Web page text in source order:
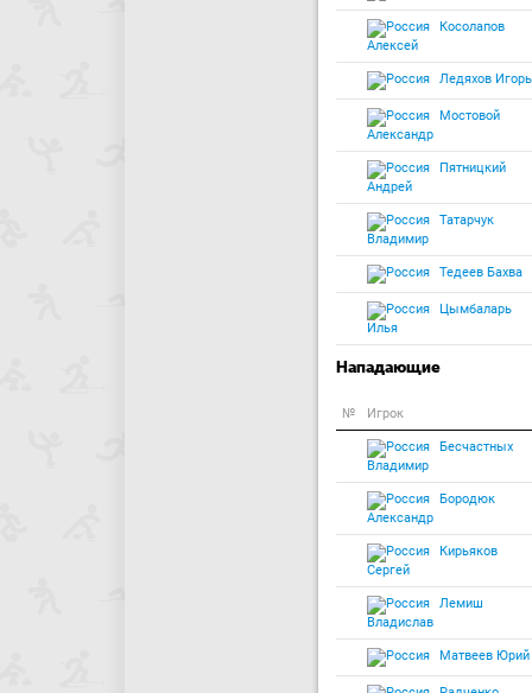
Косолапов
Алексей
Ледяхов Игорь
Мостовой
Александр
Пятницкий
Андрей
Татарчук
Владимир
Тедеев Бахва
Цымбаларь
Илья
Нападающие
№ Игрок
Бесчастных
Владимир
Бородюк
Александр
Кирьяков
Сергей
Лемиш
Владислав
Матвеев Юрий